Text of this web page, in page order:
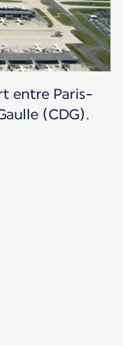
entre Paris-
(CDG).